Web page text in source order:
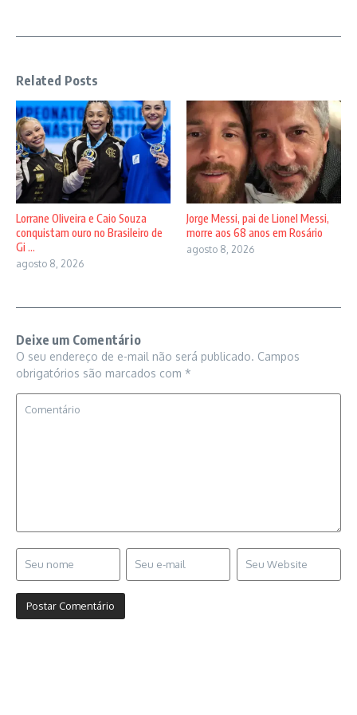
Related Posts
Lorrane Oliveira e Caio Souza
conquistam ouro no Brasileiro de
Gi ...
agosto 8, 2026
Jorge Messi, pai de Lionel Messi,
morre aos 68 anos em Rosário
agosto 8, 2026
Deixe um Comentário
O seu endereço de e-mail não será publicado. Campos
obrigatórios são marcados com *